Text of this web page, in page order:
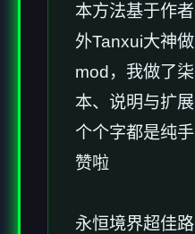
本方法基于作
外Tanxui大神
mod，我做了
本、说明与扩
个个字都是纯
赞啦
永恒境界超佳路